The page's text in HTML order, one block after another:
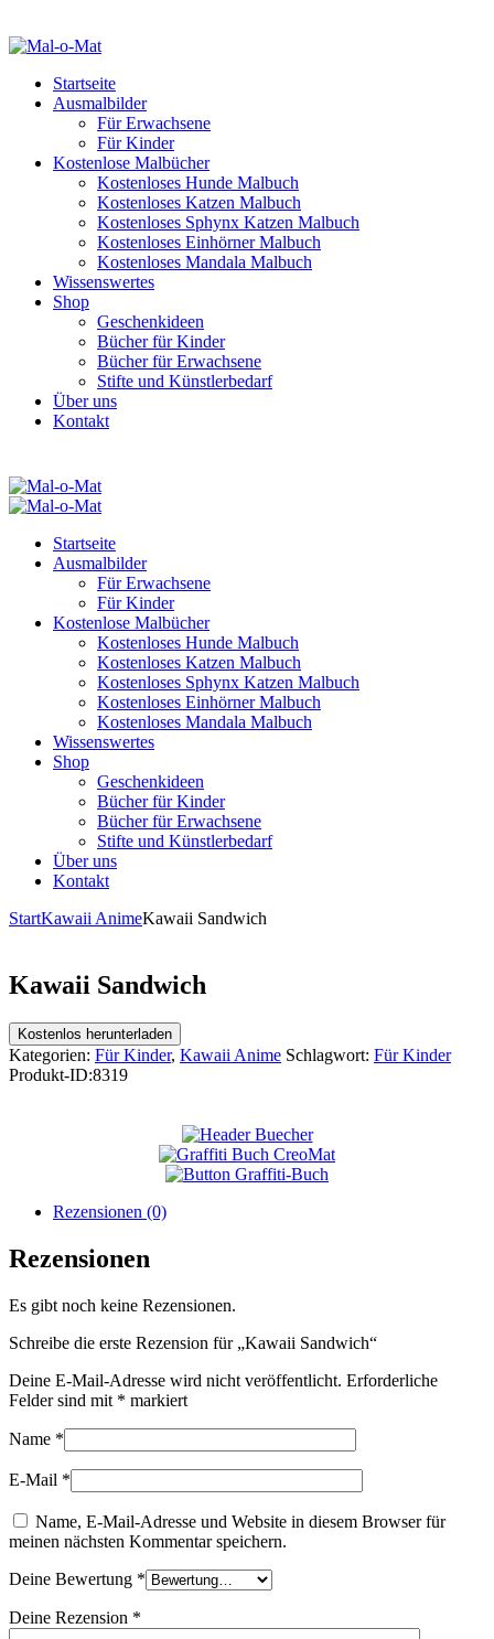
Startseite
Ausmalbilder
Für Erwachsene
Für Kinder
Kostenlose Malbücher
Kostenloses Hunde Malbuch
Kostenloses Katzen Malbuch
Kostenloses Sphynx Katzen Malbuch
Kostenloses Einhörner Malbuch
Kostenloses Mandala Malbuch
Wissenswertes
Shop
Geschenkideen
Bücher für Kinder
Bücher für Erwachsene
Stifte und Künstlerbedarf
Über uns
Kontakt
Startseite
Ausmalbilder
Für Erwachsene
Für Kinder
Kostenlose Malbücher
Kostenloses Hunde Malbuch
Kostenloses Katzen Malbuch
Kostenloses Sphynx Katzen Malbuch
Kostenloses Einhörner Malbuch
Kostenloses Mandala Malbuch
Wissenswertes
Shop
Geschenkideen
Bücher für Kinder
Bücher für Erwachsene
Stifte und Künstlerbedarf
Über uns
Kontakt
StartKawaii AnimeKawaii Sandwich
Kawaii Sandwich
Kostenlos herunterladen
Kategorien: Für Kinder, Kawaii Anime Schlagwort: Für Kinder
Produkt-ID:8319
Rezensionen (0)
Rezensionen
Es gibt noch keine Rezensionen.
Schreibe die erste Rezension für „Kawaii Sandwich“
Deine E-Mail-Adresse wird nicht veröffentlicht. Erforderliche
Felder sind mit * markiert
Name *
E-Mail *
Name, E-Mail-Adresse und Website in diesem Browser für
meinen nächsten Kommentar speichern.
Deine Bewertung *
Deine Rezension *